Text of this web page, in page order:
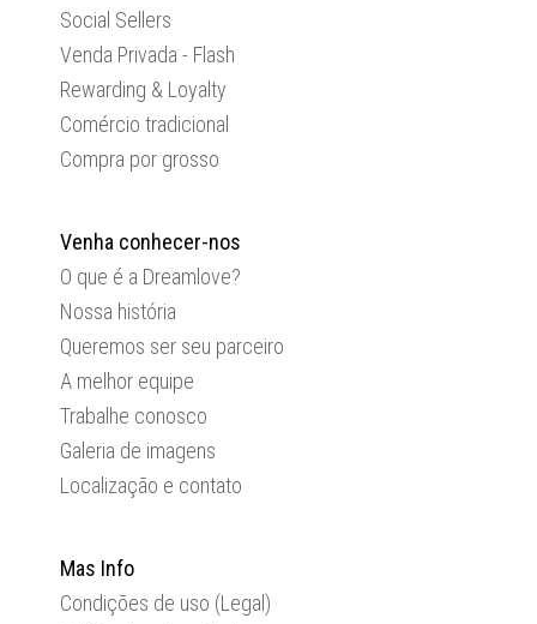
Social Sellers
Venda Privada - Flash
Rewarding & Loyalty
Comércio tradicional
Compra por grosso
Venha conhecer-nos
O que é a Dreamlove?
Nossa história
Queremos ser seu parceiro
A melhor equipe
Trabalhe conosco
Galeria de imagens
Localização e contato
Mas Info
Condições de uso (Legal)